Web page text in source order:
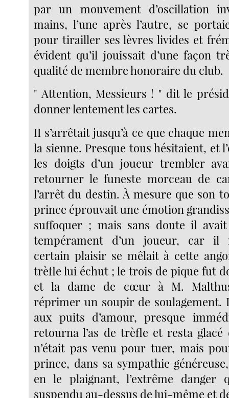
par un mouvement d’oscillation
mains, l’une après l’autre, se
pour tirailler ses lèvres livides et
évident qu’il jouissait d’une façon
qualité de membre honoraire du club.
" Attention, Messieurs ! " dit le
donner lentement les cartes.
II s’arrêtait jusqu’à ce que chaque
la sienne. Presque tous hésitaient, et
les doigts d’un joueur trembler
retourner le funeste morceau de
l’arrêt du destin. À mesure que son
prince éprouvait une émotion
suffoquer ; mais sans doute il
tempérament d’un joueur, car il
certain plaisir se mêlait à cette
trèfle lui échut ; le trois de pique fut
et la dame de cœur à M.
réprimer un soupir de soulagement.
aux puits d’amour, presque
retourna l’as de trèfle et resta
n’était pas venu pour tuer, mais
prince, dans sa sympathie
en le plaignant, l’extrême danger
suspendu au-dessus de lui-même et